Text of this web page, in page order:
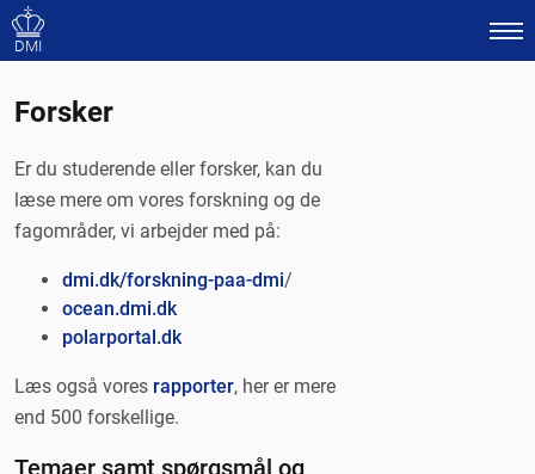
DMI
Forsker
Er du studerende eller forsker, kan du
læse mere om vores forskning og de
fagområder, vi arbejder med på:
dmi.dk/forskning-paa-dmi/
ocean.dmi.dk
polarportal.dk
Læs også vores rapporter, her er mere
end 500 forskellige.
Temaer samt spørgsmål og